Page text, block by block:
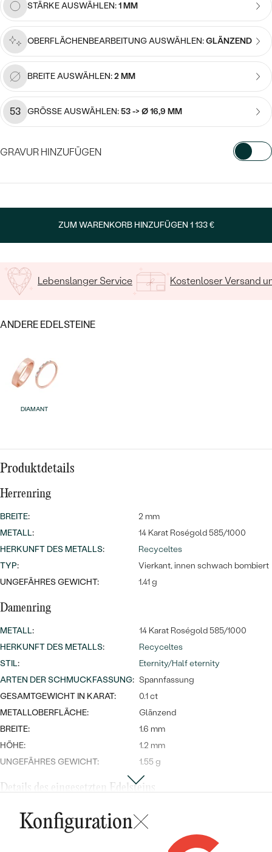
Wave Kollektion
NACH ANLASS
NACH DER FARBE
NACH DER FORM
MASSGEFERTIGTER
DIAMANTEN
Meistverkaufte
Ohrrinnge
ANSEHEN
Personalisierte
Halsketten
Meistverkaufte
Ringe
STÄRKE AUSWÄHLEN:1 MM
OBERFLÄCHENBEARBEITUNG AUSWÄHLEN:GLÄNZEND
BREITE AUSWÄHLEN:2 MM
53 GRÖSSE AUSWÄHLEN:53 -> Ø 16,9 MM
GRAVUR HINZUFÜGEN
ZUM WARENKORB HINZUFÜGEN 1 133 €
Lebenslanger Service Kostenloser Versand
ANDERE EDELSTEINE
DIAMANT
Produktdetails
Herrenring
BREITE:
2 mm
METALL:
14 Karat Roségold 585/1000
HERKUNFT DES METALLS:
Recyceltes
TYP:
Vierkant, innen schwach bombiert
UNGEFÄHRES GEWICHT:
1.41 g
Damenring
METALL:
14 Karat Roségold 585/1000
HERKUNFT DES METALLS:
Recyceltes
STIL:
Eternity/Half eternity
ARTEN DER SCHMUCKFASSUNG: Spannfassung
GESAMTGEWICHT IN KARAT:
0.1 ct
METALLOBERFLÄCHE:
Glänzend
BREITE:
1.6 mm
HÖHE:
1.2 mm
UNGEFÄHRES GEWICHT:
1.55 g
Details des eingesetzten Edelsteins
ANZAHL:
5
Konfiguration